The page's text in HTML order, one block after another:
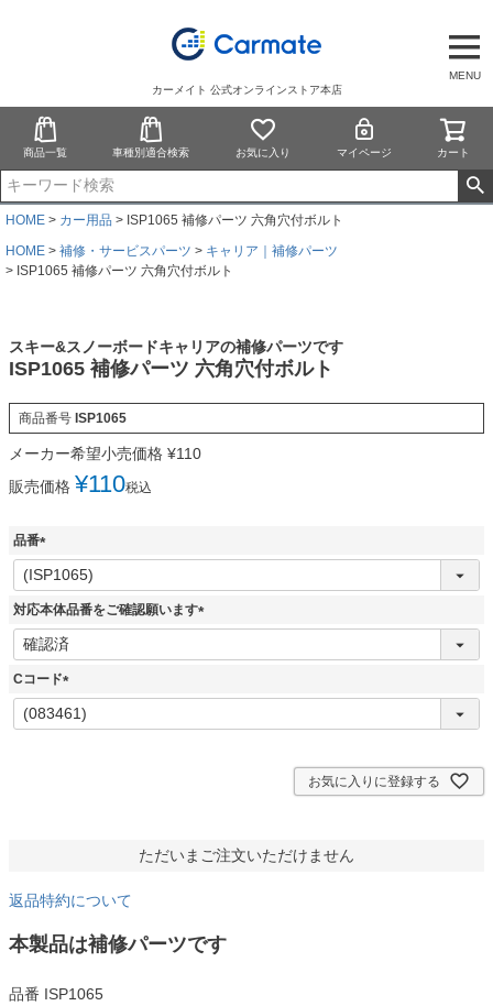
MENU
カーメイト 公式オンラインストア本店
商品一覧 車種別適合検索 お気に入り マイページ カート
HOME カー用品
ISP1065 補修パーツ 六角穴付ボルト
HOME
補修・サービスパーツ
キャリア｜補修パーツ
ISP1065 補修パーツ 六角穴付ボルト
スキー&スノーボードキャリアの補修パーツです
ISP1065 補修パーツ 六角穴付ボルト
商品番号 ISP1065
メーカー希望小売価格 ¥110
販売価格 ¥110税込
品番
(
必
須
対応本体品番をご確認願います
(
Cコード
(
必
お気に入りに登録する
ただいまご注文いただけません
返品特約について
本製品は補修パーツです
品番 ISP1065